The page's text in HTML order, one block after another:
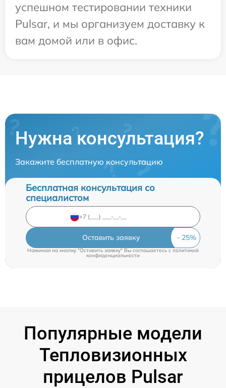
успешном тестировании техники
Pulsar, и мы организуем доставку к
вам домой или в офис.
Нужна консультация?
Закажите бесплатную консультацию
Бесплатная консультация со
специалистом
Оставить заявку
Нажимая на кнопку "Оставить заявку" Вы соглашаетесь cполитикой
конфиденциальности
Популярные модели
Тепловизионных
прицелов Pulsar